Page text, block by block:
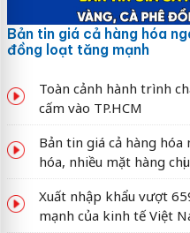
Bản tin giá cả hàng hóa
đồng loạt tăng mạnh
Toàn cảnh hành trình
cấm vào TP.HCM
Bản tin giá cả hàng
hóa, nhiều mặt hàng
Xuất nhập khẩu vượt
mạnh của kinh tế Việt